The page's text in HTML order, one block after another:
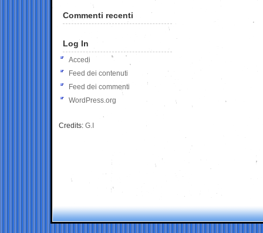
Commenti recenti
Log In
Accedi
Feed dei contenuti
Feed dei commenti
WordPress.org
Credits: G.I